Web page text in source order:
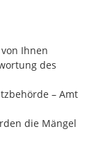
Ihnen
des
– Amt
die Mängel